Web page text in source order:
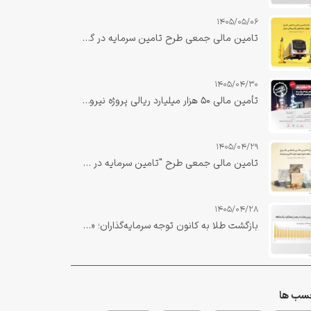
1405/05/06
تامین مالی جمعی طرح تامین سرمایه در گردش جهت تولید جک‌های بالابر واگن مترو
1405/04/30
تأمین مالی ۵۰ هزار میلیارد ریالی پروژه نیروگاه صبا دهلران با نقش‌آفرینی تأمین سرمایه بانک ملت تکمیل شد
1405/04/29
تامین مالی جمعی طرح "تامین سرمایه در گردش خرید لعاب اوپک جهت تولید کاشی و سرامیک"
1405/04/28
بازگشت طلا به کانون توجه سرمایه‌گذاران؛ «زرین ملت» در صدر بازدهی یک‌ماهه صندوق‌های طلا
ها